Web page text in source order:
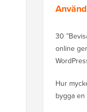
30
online
Hur
bygga en